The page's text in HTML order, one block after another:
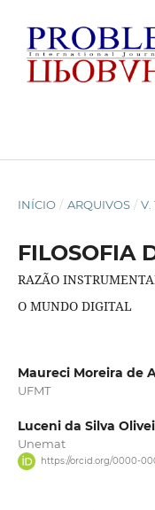
INÍCIO / ARQUIVOS / V.
FILOSOFIA
RAZÃO
O MUNDO DIGITAL
Maureci Moreira de
UFMT
Luceni da Silva
Unemat
https://orcid.org/0000-